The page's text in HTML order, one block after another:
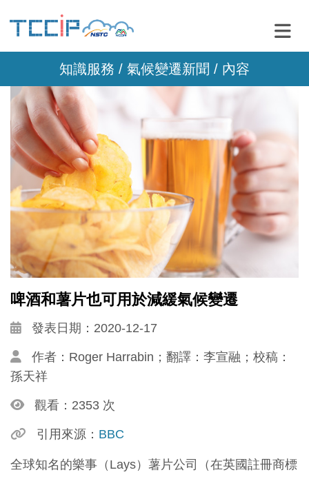
知識服務 / 氣候變遷新聞 / 內容
啤酒和薯片也可用於減緩氣候變遷
發表日期：2020-12-17
作者：Roger Harrabin；翻譯：李宣融；校稿：
孫天祥
觀看：2353 次
引用來源： BBC
全球知名的樂事（Lays）薯片公司（在英國註冊商標